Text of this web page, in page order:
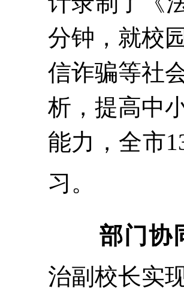
分钟，就校
信诈骗等社
析，提高中
能力，全市
习。
部门协
治副校长实